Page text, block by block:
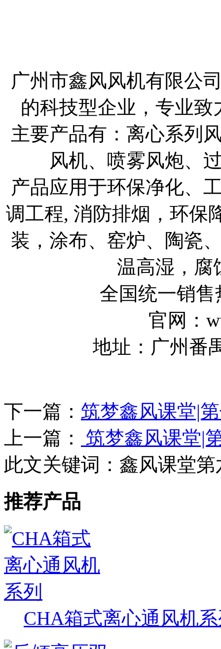
广州市鑫风风机有限公
的科技型企业，专业
主要产品有：离心系列
风机、喷雾风炮、
产品应用于环保净化、
调工程, 消防排烟，环保
装，涂布、窑炉、陶瓷
温高湿，腐
全国统一销售
官网：
地址：广州番
下一篇： 筑梦鑫风课堂|
上一篇：
筑梦鑫风课堂|
此文关键词： 鑫风课堂
推荐产品
CHA箱式离心通风机